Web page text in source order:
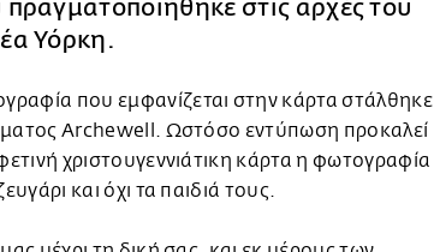
στις αρχές του
Υόρκη.
που εμφανίζεται στην κάρτα στάλθηκε
Archewell. Ωστόσο εντύπωση προκαλεί
χριστουγεννιάτικη κάρτα η φωτογραφία
και όχι τα παιδιά τους.